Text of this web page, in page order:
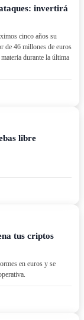
invertirá
cinco años su
de 46 millones de euros
durante la última
libre
tus criptos
en euros y se